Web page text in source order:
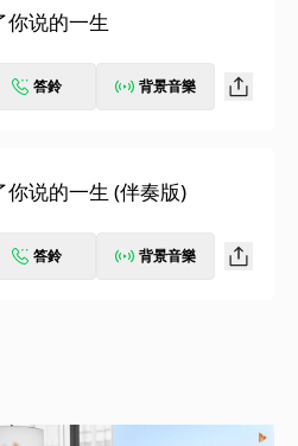
你说的一生
答鈴 背景音樂
你说的一生 (伴奏版)
答鈴 背景音樂